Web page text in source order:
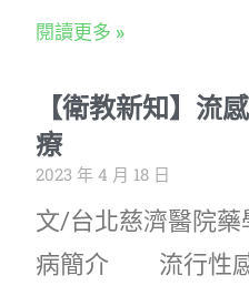
閱讀更多 »
【衛教新知】流
療
2023 年 4 月 18 日
文/台北慈濟醫院藥
病簡介 流行性感